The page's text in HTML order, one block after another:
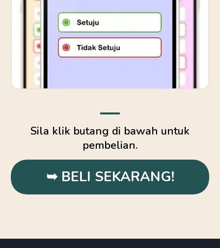
Sila klik butang di bawah untuk
pembelian.
➥ BELI SEKARANG!